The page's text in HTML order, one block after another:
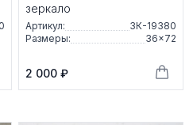
зеркало
Артикул:
ЗК-19380
Размеры:
36×72
2 000 ₽